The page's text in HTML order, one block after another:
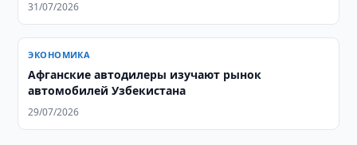
31/07/2026
ЭКОНОМИКА
Афганские автодилеры изучают рынок
автомобилей Узбекистана
29/07/2026